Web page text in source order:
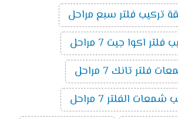
تركيب فلتر سبع مراحل
فلتر اكوا جيت 7 مراحل
فلتر تانك 7 مراحل
شمعات الفلتر 7 مراحل